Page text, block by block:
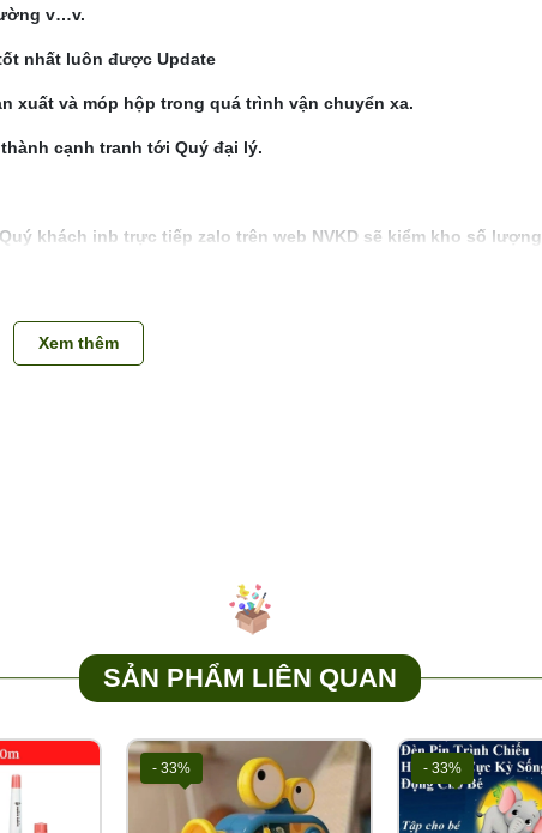
v…v.
nhất luôn được Update
xuất và móp hộp trong quá trình vận chuyển xa.
cạnh tranh tới Quý đại lý.
khách inb trực tiếp zalo trên web NVKD sẽ kiểm kho số lượng
đổi trả cho khách hàng
Xem thêm
SẢN PHẨM LIÊN QUAN
- 33% - 33%